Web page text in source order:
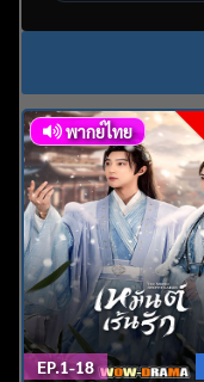
พากย์ไทย
EP.1-18